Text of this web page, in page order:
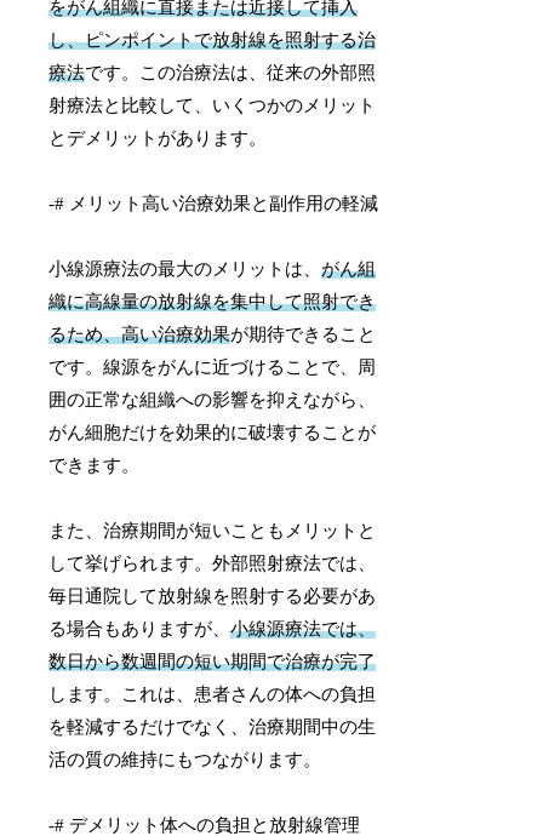
をがん組織に直接または近接して挿入
し、ピンポイントで放射線を照射する治
療法です。この治療法は、従来の外部照
射療法と比較して、いくつかのメリット
とデメリットがあります。
-# メリット高い治療効果と副作用の軽減
小線源療法の最大のメリットは、がん組
織に高線量の放射線を集中して照射でき
るため、高い治療効果が期待できること
です。線源をがんに近づけることで、周
囲の正常な組織への影響を抑えながら、
がん細胞だけを効果的に破壊することが
できます。
また、治療期間が短いこともメリットと
して挙げられます。外部照射療法では、
毎日通院して放射線を照射する必要があ
る場合もありますが、小線源療法では、
数日から数週間の短い期間で治療が完了
します。これは、患者さんの体への負担
を軽減するだけでなく、治療期間中の生
活の質の維持にもつながります。
-# デメリット体への負担と放射線管理